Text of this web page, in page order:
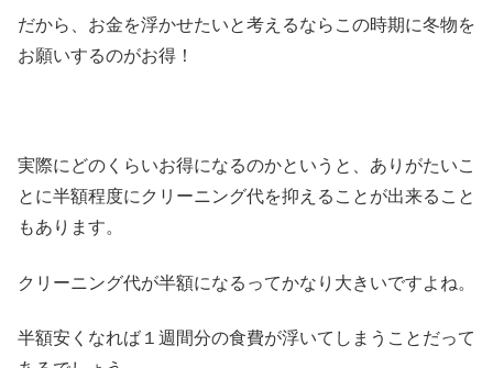
だから、お金を浮かせたいと考えるならこの時期に冬物を
お願いするのがお得！
実際にどのくらいお得になるのかというと、ありがたいこ
とに半額程度にクリーニング代を抑えることが出来ること
もあります。
クリーニング代が半額になるってかなり大きいですよね。
半額安くなれば１週間分の食費が浮いてしまうことだって